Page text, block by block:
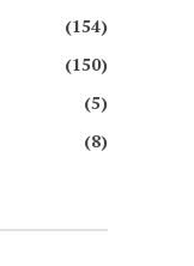
(154)
(150)
(5)
(8)